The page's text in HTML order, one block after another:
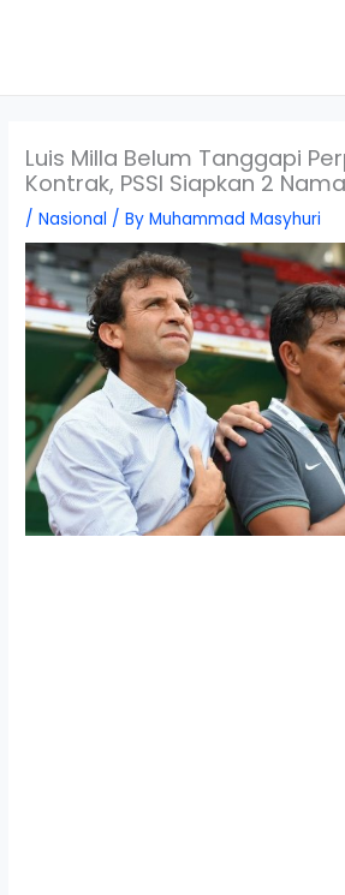
Luis Milla Belum Tanggapi
Kontrak, PSSI Siapkan 2
/Nasional / ByMuhammad Masyhuri